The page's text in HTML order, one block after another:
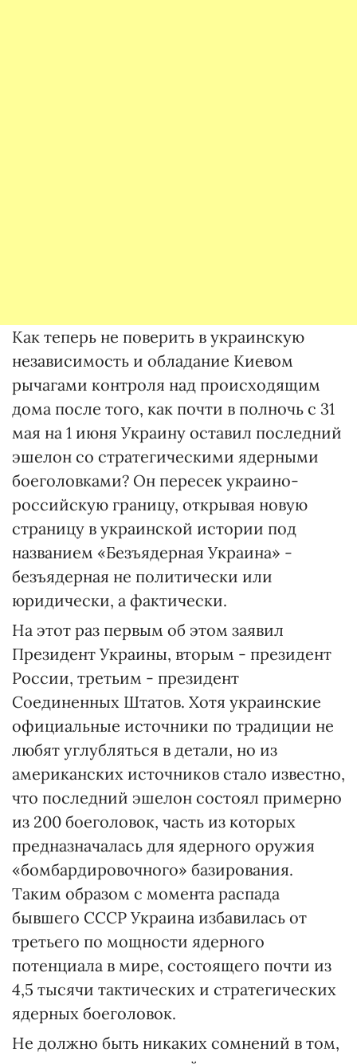
Как теперь не поверить в украинскую
независимость и обладание Киевом
рычагами контроля над происходящим
дома после того, как почти в полночь с 31
мая на 1 июня Украину оставил последний
эшелон со стратегическими ядерными
боеголовками? Он пересек украино-
российскую границу, открывая новую
страницу в украинской истории под
названием «Безъядерная Украина» -
безъядерная не политически или
юридически, а фактически.
На этот раз первым об этом заявил
Президент Украины, вторым - президент
России, третьим - президент
Соединенных Штатов. Хотя украинские
официальные источники по традиции не
любят углубляться в детали, но из
американских источников стало известно,
что последний эшелон состоял примерно
из 200 боеголовок, часть из которых
предназначалась для ядерного оружия
«бомбардировочного» базирования.
Таким образом с момента распада
бывшего СССР Украина избавилась от
третьего по мощности ядерного
потенциала в мире, состоящего почти из
4,5 тысячи тактических и стратегических
ядерных боеголовок.
Не должно быть никаких сомнений в том,